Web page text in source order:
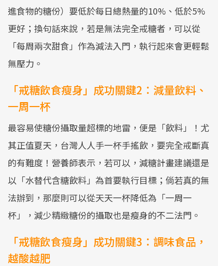
進食物的糖份）要低於每日總熱量的10%、低於5%
更好；換句話來說，若是無法完全戒糖者，可以從
「每周兩次甜食」作為減法入門，執行起來會更輕鬆
無壓力。
「戒糖飲食瘦身」成功關鍵2：減量飲料、
一周一杯
最容易使糖份攝取量超標的地雷，便是「飲料」！尤
其正值夏天，台灣人人手一杯手搖飲，要完全戒斷真
的有難度！營養師表示，若可以，減糖計畫建議還是
以「水替代含糖飲料」為首要執行目標；倘若真的無
法辦到，那麼則可以從天天一杯降低為「一周一
杯」，減少精緻糖份的攝取也是瘦身的不二法門。
「戒糖飲食瘦身」成功關鍵3：調味食品，
越酸越肥